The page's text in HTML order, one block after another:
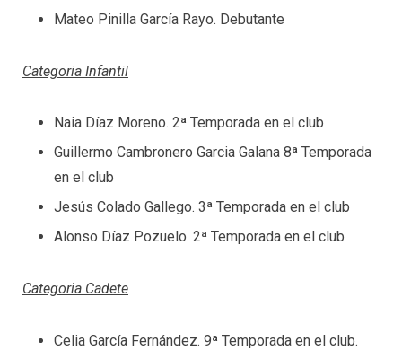
Mateo Pinilla García Rayo. Debutante
Categoria Infantil
Naia Díaz Moreno. 2ª Temporada en el club
Guillermo Cambronero Garcia Galana 8ª Temporada
en el club
Jesús Colado Gallego. 3ª Temporada en el club
Alonso Díaz Pozuelo. 2ª Temporada en el club
Categoria Cadete
Celia García Fernández. 9ª Temporada en el club.